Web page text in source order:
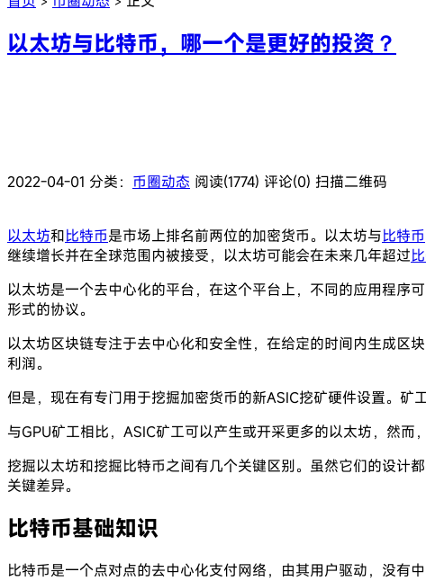
以太坊与比特币，哪一个是更好的投资？
2022-04-01 分类： 币圈动态 阅读(1774) 评论(0) 扫描二维码
以太坊和比特币是市场上排名前两位的加密货币。以太坊与比特币
继续增长并在全球范围内被接受，以太坊可能会在未来几年超过
以太坊是一个去中心化的平台，在这个平台上，不同的应用程序
形式的协议。
以太坊区块链专注于去中心化和安全性，在给定的时间内生成区
利润。
但是，现在有专门用于挖掘加密货币的新ASIC挖矿硬件设置。矿
与GPU矿工相比，ASIC矿工可以产生或开采更多的以太坊，然而
挖掘以太坊和挖掘比特币之间有几个关键区别。虽然它们的设计
关键差异。
比特币基础知识
比特币是一个点对点的去中心化支付网络，由其用户驱动，没有